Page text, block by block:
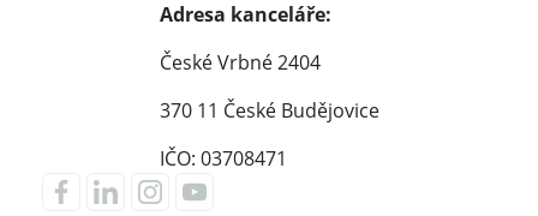
Adresa kanceláře:
České Vrbné 2404
370 11 České Budějovice
IČO: 03708471